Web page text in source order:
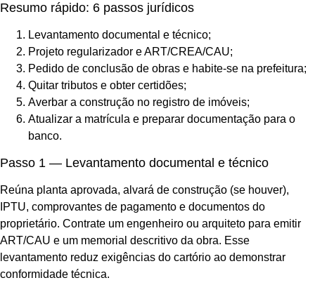
Resumo rápido: 6 passos jurídicos
Levantamento documental e técnico;
Projeto regularizador e ART/CREA/CAU;
Pedido de conclusão de obras e habite-se na prefeitura;
Quitar tributos e obter certidões;
Averbar a construção no registro de imóveis;
Atualizar a matrícula e preparar documentação para o
banco.
Passo 1 — Levantamento documental e técnico
Reúna planta aprovada, alvará de construção (se houver),
IPTU, comprovantes de pagamento e documentos do
proprietário. Contrate um engenheiro ou arquiteto para emitir
ART/CAU e um memorial descritivo da obra. Esse
levantamento reduz exigências do cartório ao demonstrar
conformidade técnica.